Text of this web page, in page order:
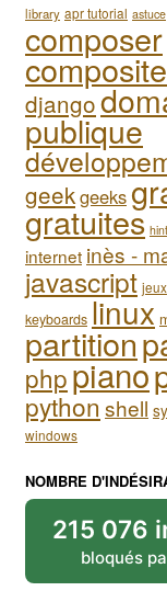
library apr tutorial astuce
composer
django
publique
geekgeeks
gratuites hint
internet inès -
javascript jeux
keyboards linux
partition
phppiano
python shell
windows
NOMBRE
215 076
bloqués